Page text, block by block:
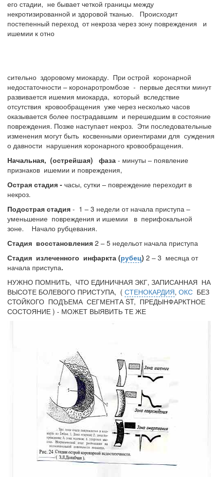
его стадии, не бывает четкой границы между
некротизированной и здоровой тканью. Происходит
постепенный переход от некроза через зону повреждения и
ишемии к отно
сительно здоровому миокарду. При острой коронарной
недостаточности – коронаротромбозе - первые десятки минут
развивается ишемия миокарда, который вследствие
отсутствия кровообращения уже через несколько часов
оказывается более пострадавшим и перешедшим в состояние
повреждения. Позже наступает некроз. Эти последовательные
изменения могут быть косвенными ориентирами для суждения
о давности нарушения коронарного кровообращения.
Начальная, (острейшая) фаза - минуты – появление
признаков ишемии и повреждения,
Острая стадия - часы, сутки – повреждение переходит в
некроз.
Подострая стадия - 1 – 3 недели от начала приступа –
уменьшение повреждения и ишемии в перифокальной
зоне. Начало рубцевания.
Стадия восстановления 2 – 5 недельот начала приступа
Стадия излеченного инфаркта (рубец) 2 – 3 месяца от
начала приступа.
НУЖНО ПОМНИТЬ, ЧТО ЕДИНИЧНАЯ ЭКГ, ЗАПИСАННАЯ НА
ВЫСОТЕ БОЛЕВОГО ПРИСТУПА, ( СТЕНОКАРДИЯ, ОКС БЕЗ
СТОЙКОГО ПОДЪЕМА СЕГМЕНТА ST, ПРЕДЫНФАРКТНОЕ
СОСТОЯНИЕ ) - МОЖЕТ ВЫЯВИТЬ ТЕ ЖЕ